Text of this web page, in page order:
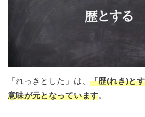
「れっきとした」は、 「歴(れき)と
意味が元となっています。